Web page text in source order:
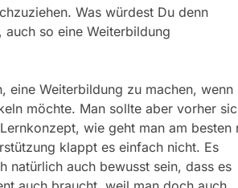
Was würdest Du denn
so eine Weiterbildung
eine Weiterbildung zu machen, wenn
möchte. Man sollte aber vorher
wie geht man am besten
klappt es einfach nicht. Es
natürlich auch bewusst sein, dass es